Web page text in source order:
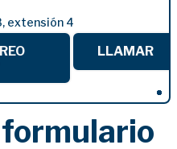
extensión 4
LLAMAR